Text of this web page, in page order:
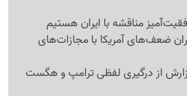
مناقشه با ایران هستیم
ضعف‌های آمریکا با مجازات‌های
از درگیری لفظی ترامپ و هگست